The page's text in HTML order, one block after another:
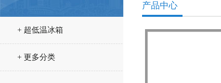
+ 超低温冰箱
+ 更多分类
产品中心